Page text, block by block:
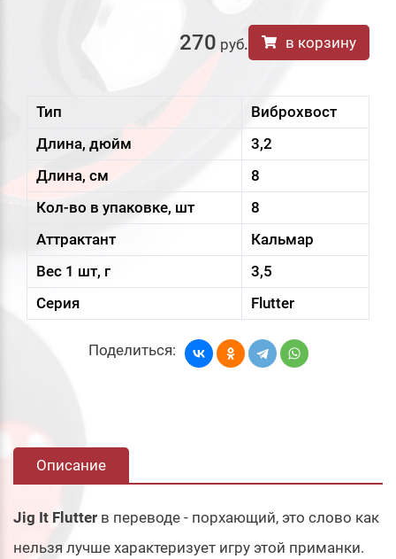
270 руб. в корзину
Тип
Виброхвост
Длина, дюйм
3,2
Длина, см
8
Кол-во в упаковке, шт
8
Аттрактант
Кальмар
Вес 1 шт, г
3,5
Серия
Flutter
Поделиться:
Описание
Jig It Flutter в переводе - порхающий, это слово как
нельзя лучше характеризует игру этой приманки.